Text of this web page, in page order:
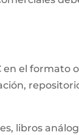
en el formato
libros